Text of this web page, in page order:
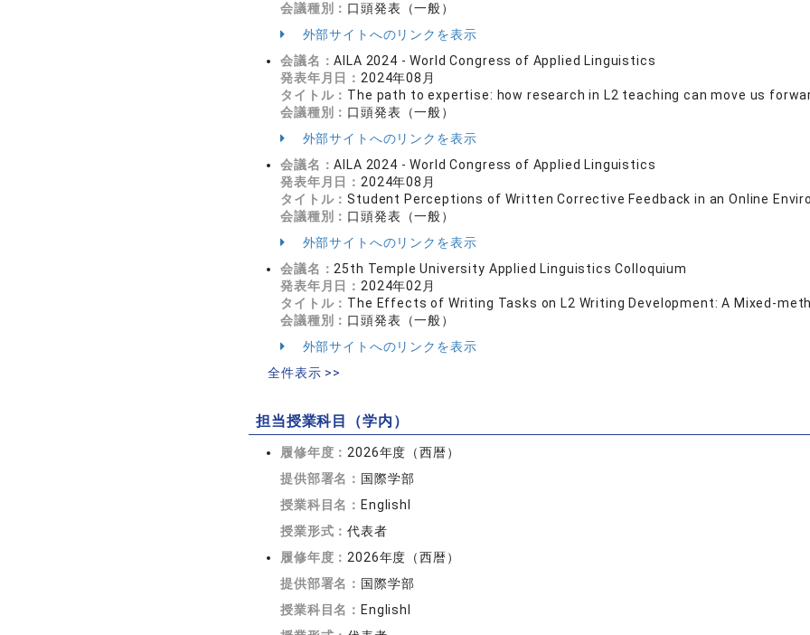
会議種別： 口頭発表（一般）
外部サイトへのリンクを表示
会議名：AILA 2024 - World Congress of Applied Linguistics
発表年月日： 2024年08月
タイトル： The path to expertise: how research in L2 teaching can move us
会議種別： 口頭発表（一般）
外部サイトへのリンクを表示
会議名：AILA 2024 - World Congress of Applied Linguistics
発表年月日： 2024年08月
タイトル：Student Perceptions of Written Corrective Feedback in an Online
会議種別： 口頭発表（一般）
外部サイトへのリンクを表示
会議名： 25th Temple University Applied Linguistics Colloquium
発表年月日： 2024年02月
タイトル： The Effects of Writing Tasks on L2 Writing Development: A Mixed-
会議種別： 口頭発表（一般）
外部サイトへのリンクを表示
全件表示 >>
担当授業科目（学内）
履修年度： 2026年度（西暦）
提供部署名： 国際学部
授業科目名： EnglishI
授業形式：代表者
履修年度： 2026年度（西暦）
提供部署名： 国際学部
授業科目名： EnglishI